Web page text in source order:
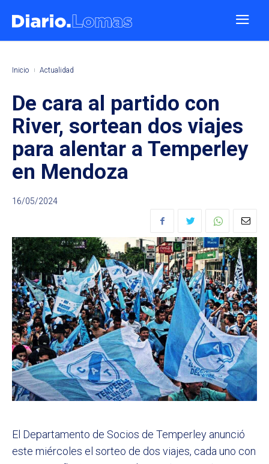
Inicio Actualidad
De cara al partido con
River, sortean dos viajes
para alentar a Temperley
en Mendoza
16/05/2024
El Departamento de Socios de Temperley anunció
este miércoles el sorteo de dos viajes, cada uno con